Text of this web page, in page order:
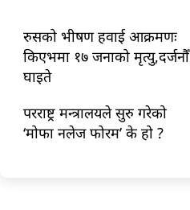
रुसको भीषण हवाई आक्रमणः
किएभमा १७ जनाको मृत्यु,दर्जनौँ
घाइते
परराष्ट्र मन्त्रालयले सुरु गरेको
‘मोफा नलेज फोरम’ के हो ?